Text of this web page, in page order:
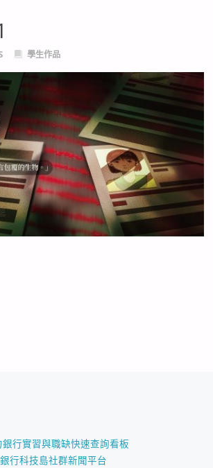
學生作品
行實習與職缺快速查詢看板
行科技島社群新聞平台